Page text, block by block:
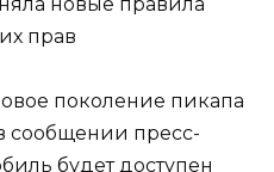
прав
поколение пикапа
сообщении пресс-
будет доступен